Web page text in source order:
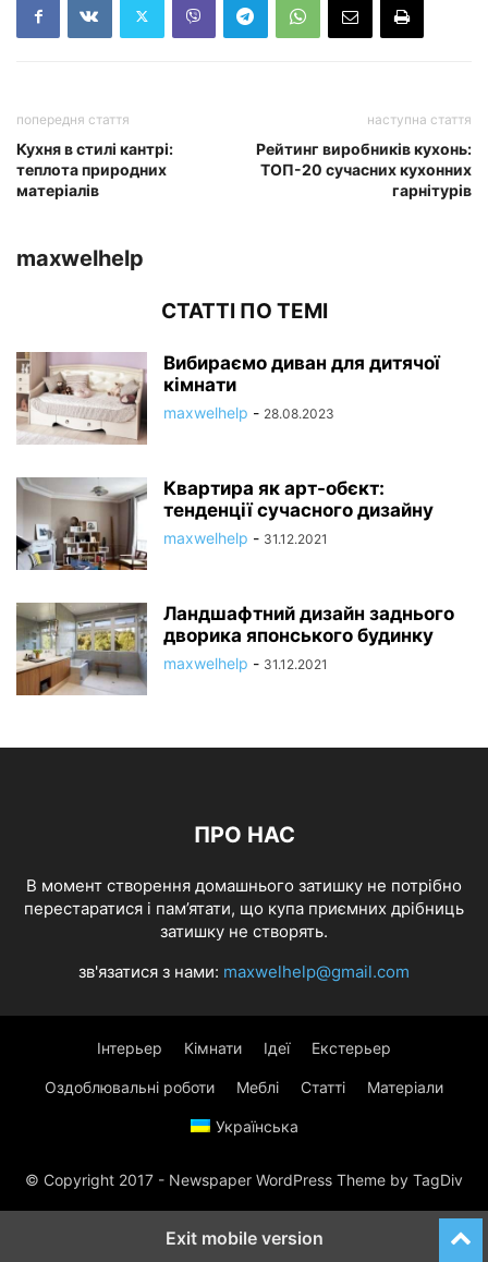
попередня стаття
Кухня в стилі кантрі:
теплота природних
матеріалів
наступна стаття
Рейтинг виробників кухонь:
ТОП-20 сучасних кухонних
гарнітурів
maxwelhelp
СТАТТІ ПО ТЕМІ
Вибираємо диван для дитячої
кімнати
maxwelhelp - 28.08.2023
Квартира як арт-обєкт:
тенденції сучасного дизайну
maxwelhelp - 31.12.2021
Ландшафтний дизайн заднього
дворика японського будинку
maxwelhelp - 31.12.2021
ПРО НАС
В момент створення домашнього затишку не потрібно
перестаратися і пам’ятати, що купа приємних дрібниць
затишку не створять.
зв'язатися з нами: maxwelhelp@gmail.com
Інтерьер Кімнати Ідеї Екстерьер
Оздоблювальні роботи Меблі Статті Матеріали
Українська
© Copyright 2017 - Newspaper WordPress Theme by TagDiv
Exit mobile version